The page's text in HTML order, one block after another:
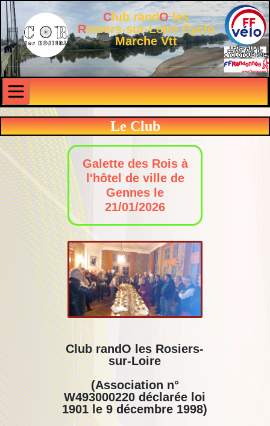
Club randOles
Rosiers-sur-Loire Cyclo
Marche Vtt
FÉDÉRATION
FRANÇAISE DE
CYCLOTOURISME
Le Club
Galette des Rois à
l'hôtel de ville de
Gennes le
21/01/2026
Club randO les Rosiers-
sur-Loire
(Association n°
W493000220 déclarée loi
1901 le 9 décembre 1998)